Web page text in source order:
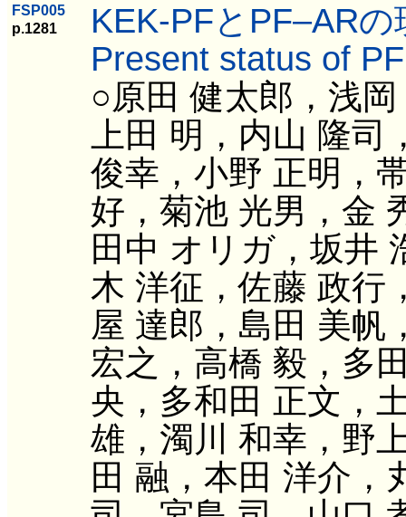
FSP005
p.1281
KEK-PFとPF‒ARの
Present status of
○原田 健太郎，浅
上田 明，内山 隆
俊幸，小野 正明，
好，菊池 光男，金
田中 オリガ，坂井
木 洋征，佐藤 政行
屋 達郎，島田 美帆
宏之，高橋 毅，多
央，多和田 正文，
雄，濁川 和幸，野
田 融，本田 洋介，